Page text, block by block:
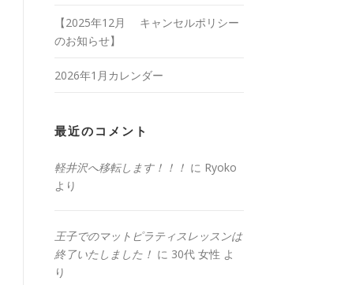
【2025年12月 キャンセルポリシー
のお知らせ】
2026年1月カレンダー
最近のコメント
軽井沢へ移転します！！！ に Ryoko
より
王子でのマットピラティスレッスンは
終了いたしました！ に 30代 女性 よ
り